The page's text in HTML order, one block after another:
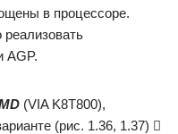
в процессоре.
реализовать
AGP.
(VIA K8T800),
(рис. 1.36, 1.37) 